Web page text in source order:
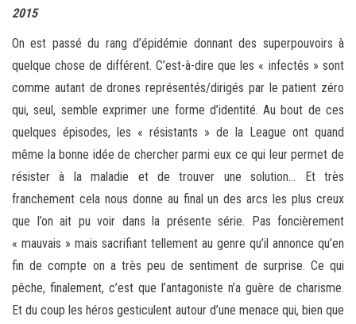
2015
On est passé du rang d’épidémie donnant des superpouvoirs à
quelque chose de différent. C’est-à-dire que les « infectés » sont
comme autant de drones représentés/dirigés par le patient zéro
qui, seul, semble exprimer une forme d’identité. Au bout de ces
quelques épisodes, les « résistants » de la League ont quand
même la bonne idée de chercher parmi eux ce qui leur permet de
résister à la maladie et de trouver une solution… Et très
franchement cela nous donne au final un des arcs les plus creux
que l’on ait pu voir dans la présente série. Pas foncièrement
« mauvais » mais sacrifiant tellement au genre qu’il annonce qu’en
fin de compte on a très peu de sentiment de surprise. Ce qui
pêche, finalement, c’est que l’antagoniste n’a guère de charisme.
Et du coup les héros gesticulent autour d’une menace qui, bien que